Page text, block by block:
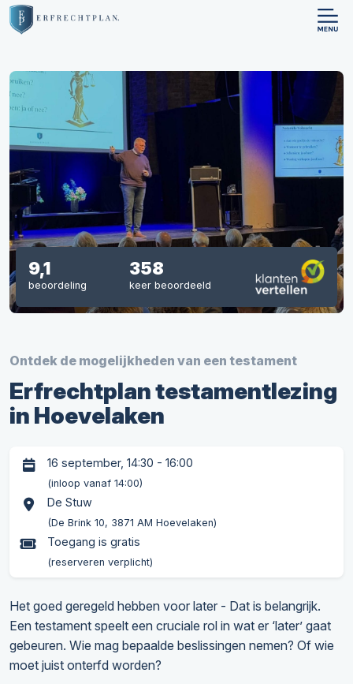
Ontdek de mogelijkheden van een testament
Erfrechtplan testamentlezing
in Hoevelaken
16 september, 14:30 - 16:00
(inloop vanaf 14:00)
De Stuw
(De Brink 10, 3871 AM Hoevelaken)
Toegang is gratis
(reserveren verplicht)
Het goed geregeld hebben voor later - Dat is belangrijk.
Een testament speelt een cruciale rol in wat er ‘later’ gaat
gebeuren. Wie mag bepaalde beslissingen nemen? Of wie
moet juist onterfd worden?
9,1
beoordeling
358
keer beoordeeld